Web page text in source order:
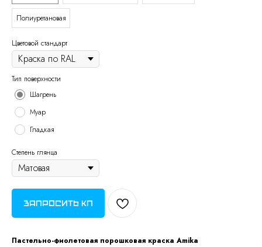
Полиуретановая
Цветовой стандарт
Тип поверхности
Шагрень
Муар
Гладкая
Степень глянца
Запросить КП
Пастельно-фиолетовая порошковая краска Amika